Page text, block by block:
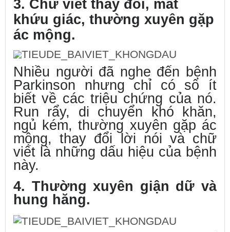
3. Chữ viết thay đổi, mất
khứu giác, thường xuyên gặp
ác mộng.
Nhiều người đã nghe đến bệnh
Parkinson nhưng chỉ có số ít
biết về các triệu chứng của nó.
Run rẩy, di chuyển khó khăn,
ngủ kém, thường xuyên gặp ác
mộng, thay đổi lời nói và chữ
viết là những dấu hiệu của bệnh
này.
4. Thường xuyên giận dữ và
hung hăng.